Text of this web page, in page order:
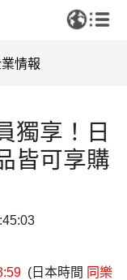
情報
獨享！日
皆可享購
(日本時間 同樂